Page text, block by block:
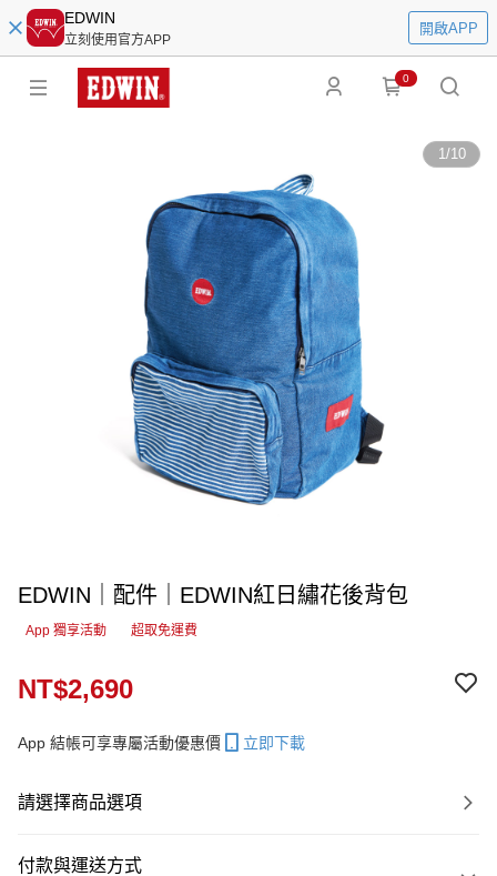
EDWIN
立刻使用官方APP
開啟APP
0
1/10
EDWIN｜配件｜EDWIN紅日繡花後背包
App 獨享活動 超取免運費
NT$2,690
App 結帳可享專屬活動優惠價 立即下載
請選擇商品選項
付款與運送方式